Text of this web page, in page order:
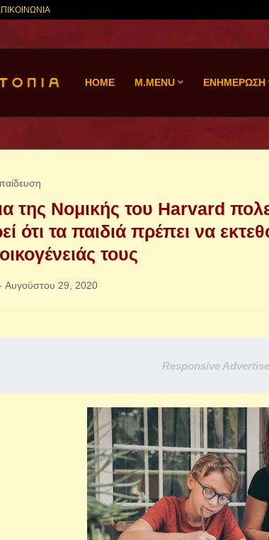
HOME M.MENU ΕΝΗΜΕΡΩΣΗ
της Νομικής του Harvard
ότι τα παιδιά πρέπει να
τους
Αυγούστου 29, 2020
Responsive